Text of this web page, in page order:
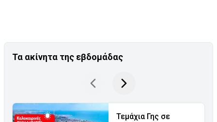
Τα ακίνητα της εβδομάδας
Τεμάχια Γης σε